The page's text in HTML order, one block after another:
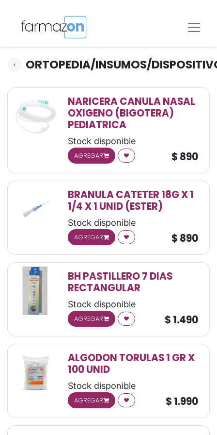
ORTOPEDIA/INSUMOS/
NARICERA CANULA NASAL
OXIGENO (BIGOTERA)
PEDIATRICA
Stock disponible
AGREGAR $ 890
BRANULA CATETER 18G X 1
1/4 X 1 UNID (ESTER)
Stock disponible
AGREGAR $ 890
BH PASTILLERO 7 DIAS
RECTANGULAR
Stock disponible
AGREGAR $ 1.490
ALGODON TORULAS 1 GR X
100 UNID
Stock disponible
AGREGAR $ 1.990